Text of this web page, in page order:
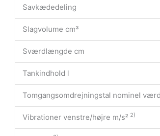
Savkædedeling
Slagvolume cm³
Sværdlængde cm
Tankindhold l
Tomgangsomdrejningstal nominel
Vibrationer venstre/højre m/s² 2)